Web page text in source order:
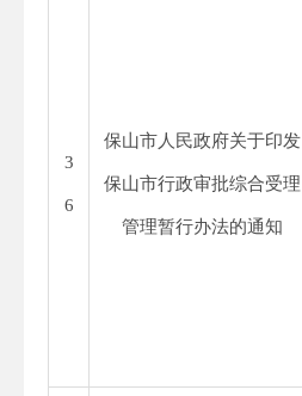
3
6
保山市人民政府关于印发
保山市行政审批综合受理
管理暂行办法的通知